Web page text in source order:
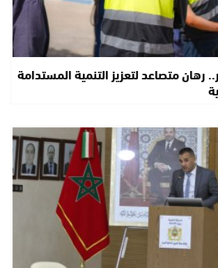
رهان متصاعد لتعزيز التنمية المستدامة